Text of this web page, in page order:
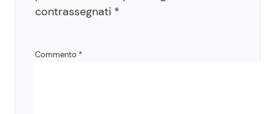
contrassegnati *
Commento *